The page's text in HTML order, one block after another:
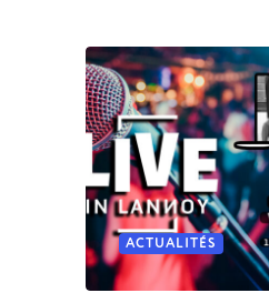
ACTUALITÉS